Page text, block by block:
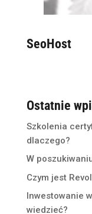
SeoHost
Ostatnie
Szkolenia
dlaczego?
W
Czym jest
Inwestowanie
wiedzieć?